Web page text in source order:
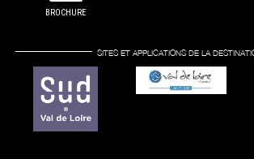
BROCHURE
SITES ET APPLICATIONS DE LA